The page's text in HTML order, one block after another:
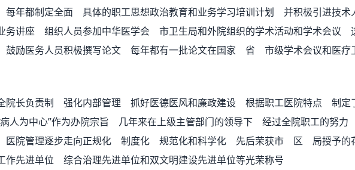
每年都制定全面 具体的职工思想政治教育和业务学习培训计划 并积极引进技
务讲座 组织人员参加中华医学会 市卫生局和外院组织的学术活动和学术会议
鼓励医务人员积极撰写论文 每年都有一批论文在国家 省 市级学术会议和医疗
长负责制 强化内部管理 抓好医德医风和廉政建设 根据职工医院特点 制定
人为中心”作为办院宗旨 几年来在上级主管部门的领导下 经过全院职工的努
医院管理逐步走向正规化 制度化 规范化和科学化 先后荣获市 区 局授予的
先进单位 综合治理先进单位和双文明建设先进单位等光荣称号